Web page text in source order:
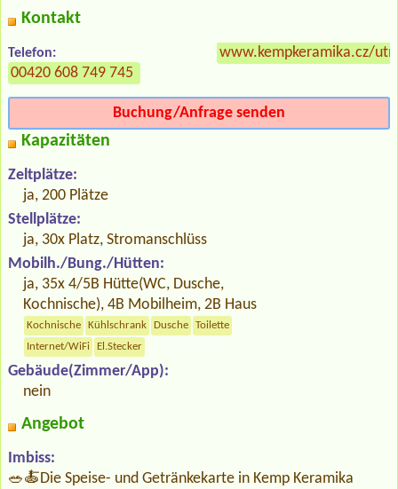
Kontakt
Telefon:
00420 608 749 745
www.kempkeramika.cz/
Buchung/Anfrage senden
Kapazitäten
Zeltplätze:
ja, 200 Plätze
Stellplätze:
ja, 30x Platz, Stromanschlüss
Mobilh./Bung./Hütten:
ja, 35x 4/5B Hütte(WC, Dusche,
Kochnische), 4B Mobilheim, 2B Haus
Kochnische Kühlschrank Dusche
Toilette
Internet/WiFi
El.Stecker
Gebäude(Zimmer/App):
nein
Angebot
Imbiss:
🥗🍝Die Speise- und Getränkekarte in Kemp Keramika